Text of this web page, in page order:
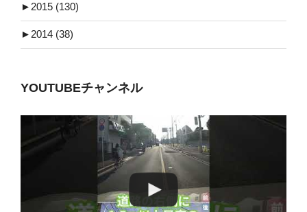
► 2015 (130)
► 2014 (38)
YOUTUBEチャンネル